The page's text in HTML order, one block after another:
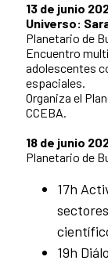
13 de junio
Universo:
Planetario de
Encuentro
adolescentes
espaciales.
Organiza el
CCEBA.
18 de junio
Planetario de
17h
19h